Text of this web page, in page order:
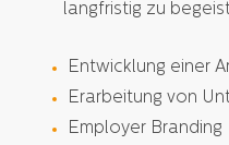
langfristig zu
Entwicklung einer
Erarbeitung von
Employer Branding